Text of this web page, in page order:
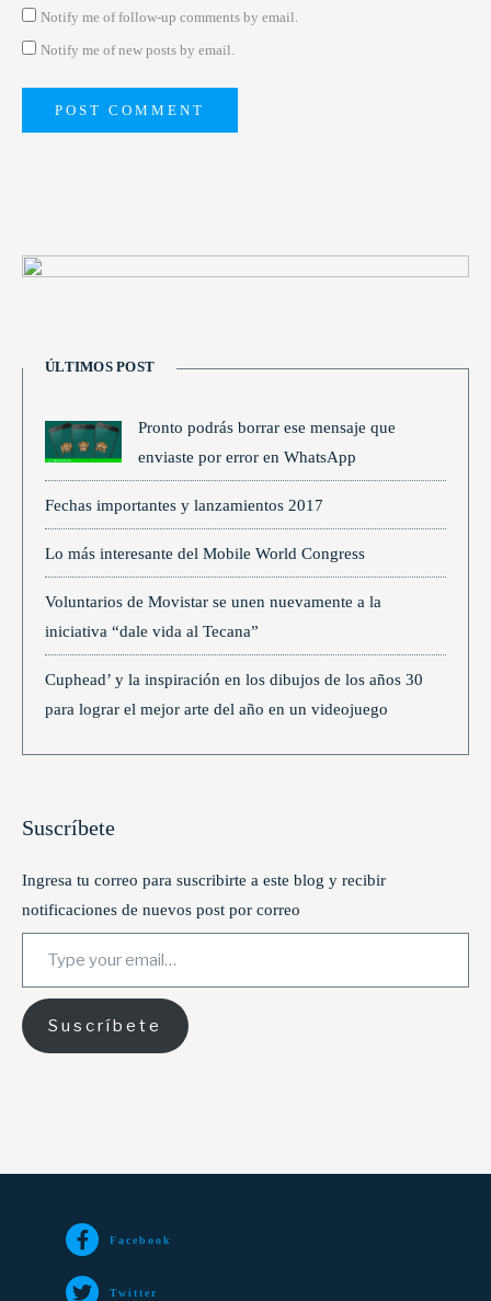
Notify me of follow-up comments by email.
Notify me of new posts by email.
ÚLTIMOS POST
Pronto podrás borrar ese mensaje que
enviaste por error en WhatsApp
Fechas importantes y lanzamientos 2017
Lo más interesante del Mobile World Congress
Voluntarios de Movistar se unen nuevamente a la
iniciativa “dale vida al Tecana”
Cuphead’ y la inspiración en los dibujos de los años 30
para lograr el mejor arte del año en un videojuego
Suscríbete
Ingresa tu correo para suscribirte a este blog y recibir
notificaciones de nuevos post por correo
Type your email…
Suscríbete
Facebook
Twitter